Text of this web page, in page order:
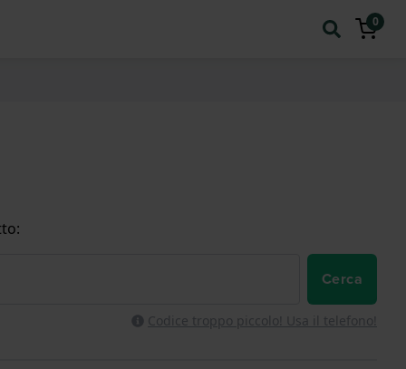
0
Cerca
Codice troppo piccolo! Usa il telefono!